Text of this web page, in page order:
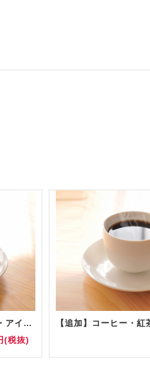
コーヒー・紅茶ポット(ホット・アイス) 陶器/グラス提供
(税抜)